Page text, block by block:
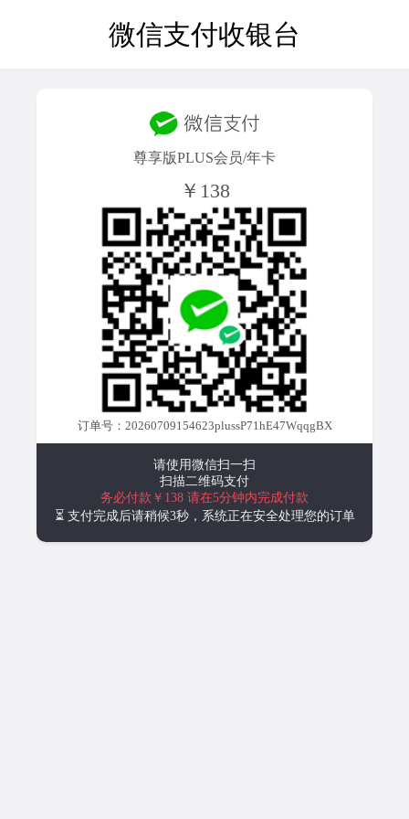
微信支付收银台
尊享版PLUS会员/年卡
￥138
订单号：20260709154623plussP71hE47WqqgBX
请使用微信扫一扫
扫描二维码支付
务必付款￥138 请在5分钟内完成付款
⏳ 支付完成后请稍候3秒，系统正在安全处理您的订单